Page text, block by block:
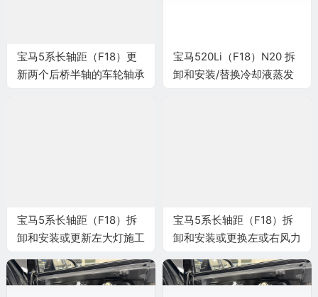
宝马5系长轴距（F18）更
新两个后桥半轴的车轮轴承
宝马520Li（F18）N20 拆
卸和安装/替换冷却液蒸发
宝马5系长轴距（F18）拆
卸和安装或更新左大灯施工
宝马5系长轴距（F18）拆
卸和安装或更换左或右风力